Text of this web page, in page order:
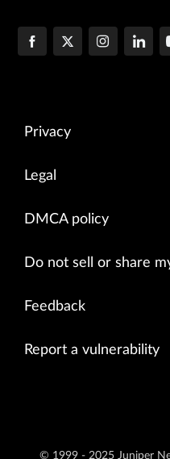
Privacy
Legal
DMCA policy
Do not sell or share
Feedback
Report a vulnerability
© 1999 - 2025 Juniper